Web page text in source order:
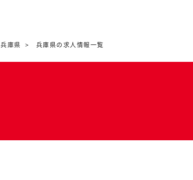
兵庫県 兵庫県の求人情報一覧